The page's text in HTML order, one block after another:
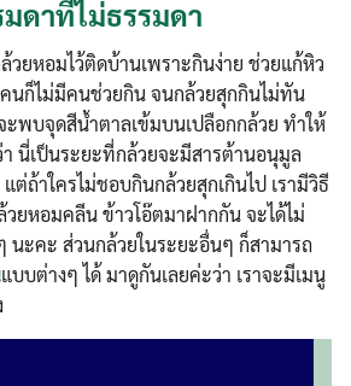
มดาที่ไม่ธรรมดา
ยหอมไว้ติดบ้านเพราะกินง่าย ช่วยแก้หิว
นก็ไม่มีคนช่วยกิน จนกล้วยสุกกินไม่ทัน
พบจุดสีน้ำตาลเข้มบนเปลือกกล้วย ทำให้
นี่เป็นระยะที่กล้วยจะมีสารต้านอนุมูล
ต่ถ้าใครไม่ชอบกินกล้วยสุกเกินไป เรามีวิธี
วยหอมคลีน ข้าวโอ๊ตมาฝากกัน จะได้ไม่
นะคะ ส่วนกล้วยในระยะอื่นๆ ก็สามารถ
แบบต่างๆ ได้ มาดูกันเลยค่ะว่า เราจะมีเมนู